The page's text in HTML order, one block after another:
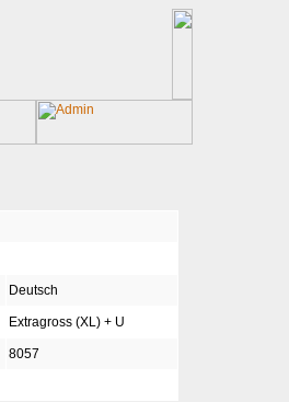
Deutsch
Extragross (XL) + U
8057